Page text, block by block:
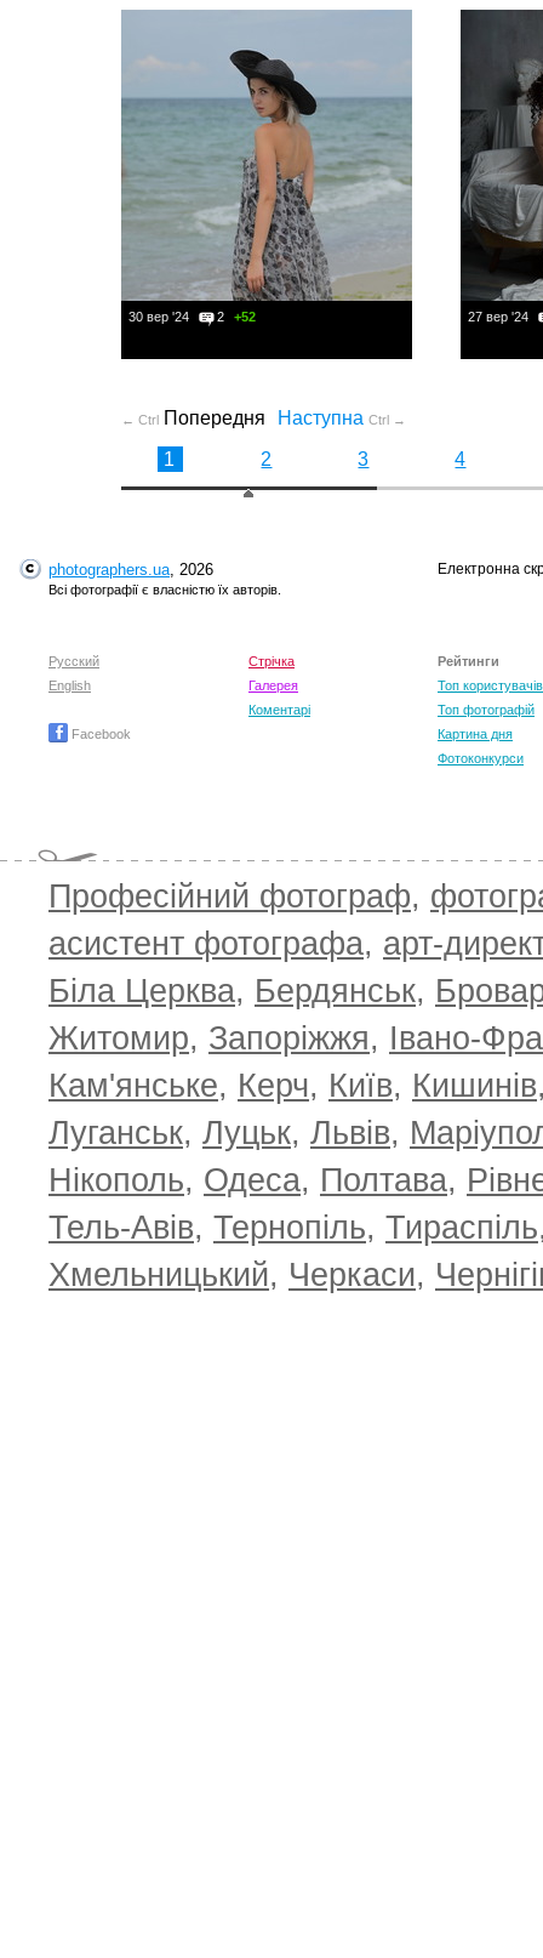
30 вер '24 2 +52 27 вер '24
← Ctrl Попередня Наступна Ctrl →
1 2 3 4
photographers.ua, 2026
Всі фотографії є власністю їх авторів.
Електронна
Русский
English
Facebook
Стрічка
Галерея
Коментарі
Рейтинги
Топ користувачів
Топ фотографій
Картина дня
Фотоконкурси
Професійний фотограф,
асистент фотографа, арт-
Біла Церква, Бердянськ,
Житомир, Запоріжжя, Івано-
Кам'янське, Керч, Київ, Кишинів
Луганськ, Луцьк, Львів,
Нікополь, Одеса, Полтава,
Тель-Авів, Тернопіль, Тираспіль
Хмельницький, Черкаси,